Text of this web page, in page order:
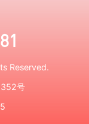
Reserved.
号